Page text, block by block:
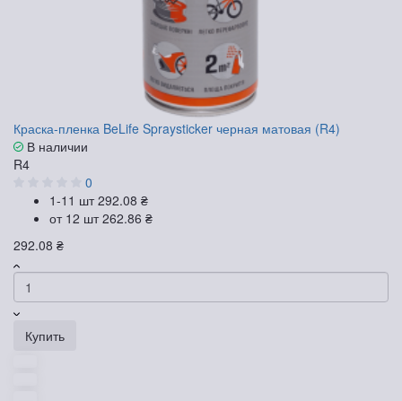
Краска-пленка BeLife Spraysticker черная матовая (R4)
В наличии
R4
0
1-11 шт292.08 ₴
от 12 шт262.86 ₴
292.08 ₴
Купить